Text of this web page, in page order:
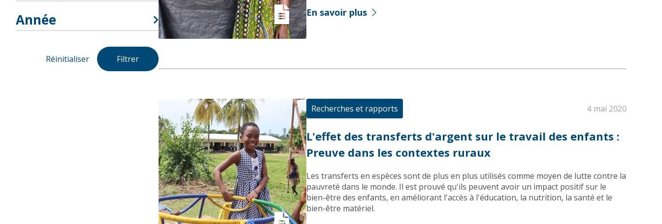
Année
Réinitialiser
En savoir plus
Recherches et rapports 4 mai 2020
L'effet des transferts d'argent sur le travail des enfants :
Preuve dans les contextes ruraux
Les transferts en espèces sont de plus en plus utilisés comme moyen de lutte contre la
pauvreté dans le monde. Il est prouvé qu'ils peuvent avoir un impact positif sur le
bien-être des enfants, en améliorant l'accès à l'éducation, la nutrition, la santé et le
bien-être matériel.